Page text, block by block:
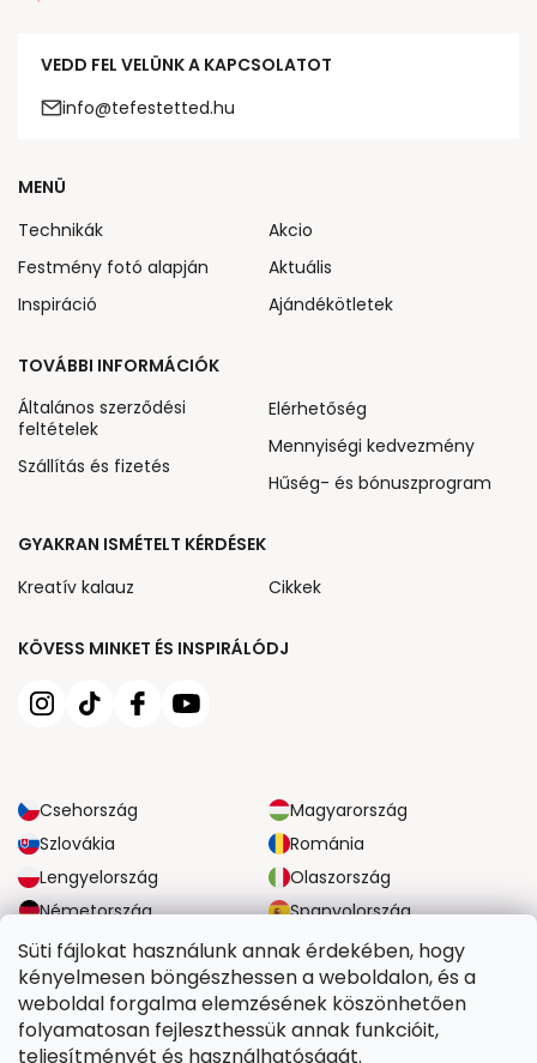
Süti fájlokat használunk annak érdekében, hogy
kényelmesen böngészhessen a weboldalon, és a
weboldal forgalma elemzésének köszönhetően
folyamatosan fejleszthessük annak funkcióit,
teljesítményét és használhatóságát.
VEDD FEL VELÜNK A KAPCSOLATOT
info@tefestetted.hu
KÖVESS MINKET ÉS INSPIRÁLÓDJ
Csehország
Magyarország
Szlovákia
Románia
Lengyelország
Olaszország
Németország
Spanyolország
Nagy-Britannia
Ausztria
MENÜ
Technikák
Festmény fotó alapján
Inspiráció
Akcio
Aktuális
Ajándékötletek
TOVÁBBI INFORMÁCIÓK
Általános szerződési
feltételek
Szállítás és fizetés
Elérhetőség
Mennyiségi kedvezmény
Hűség- és bónuszprogram
GYAKRAN ISMÉTELT KÉRDÉSEK
Kreatív kalauz
Cikkek
MEGBÍZHATÓ SZÁLLÍTÁSI LEHETŐSÉGEK